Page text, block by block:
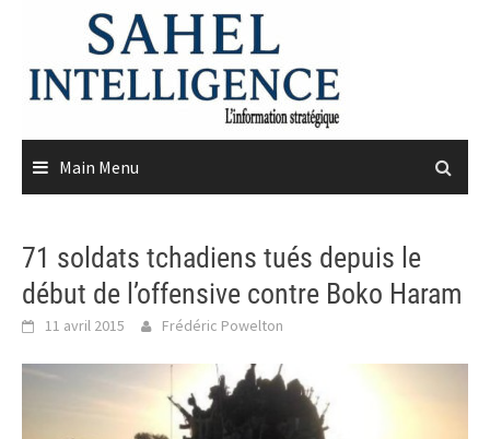
content
Main Menu
71 soldats tchadiens tués depuis le
début de l’offensive contre Boko Haram
11 avril 2015 Frédéric Powelton